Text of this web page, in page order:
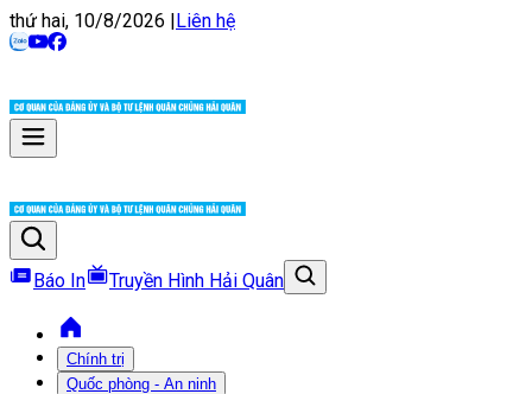
thứ hai, 10/8/2026 |Liên hệ
Báo In Truyền Hình Hải Quân
Chính trị
Quốc phòng - An ninh